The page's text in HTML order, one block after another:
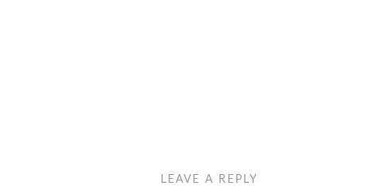
LEAVE A REPLY